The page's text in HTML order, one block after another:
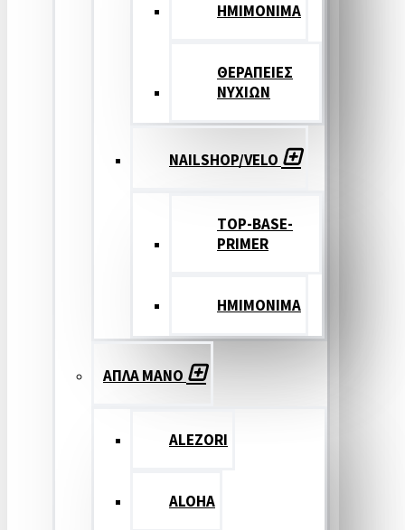
ΗΜΙΜΟΝΙΜΑ
ΘΕΡΑΠΕΙΕΣ
ΝΥΧΙΩΝ
NAILSHOP/VELO
TOP-BASE-
PRIMER
ΗΜΙΜΟΝΙΜΑ
ΑΠΛΑ ΜΑΝΟ
ALEZORI
ALOHA